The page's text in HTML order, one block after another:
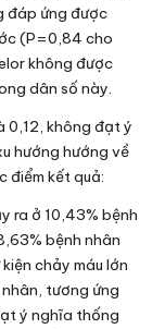
đáp ứng được
(P=0,84 cho
không được
dân số này.
0,12, không đạt ý
hướng hướng về
điểm kết quả:
ra ở 10,43% bệnh
bệnh nhân
chảy máu lớn
tương ứng
ý nghĩa thống